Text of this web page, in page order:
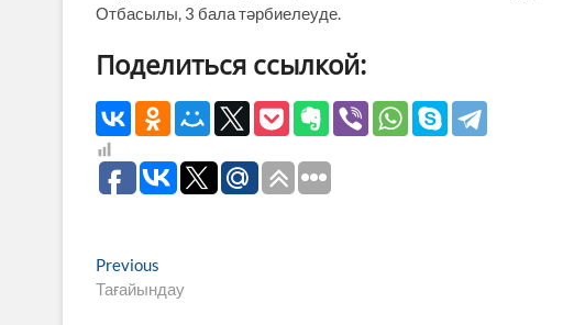
Отбасылы, 3 бала тәрбиелеуде.
Поделиться ссылкой:
Навигация
по
Previous
post:
Тағайындау